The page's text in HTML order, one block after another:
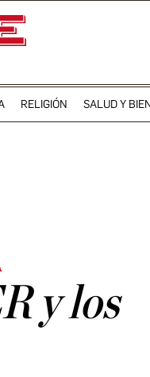
RELIGIÓN SALUD Y
y los